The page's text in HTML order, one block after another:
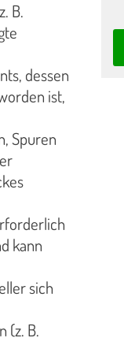
B.
dessen
ist,
Spuren
kann
sich
(z. B.